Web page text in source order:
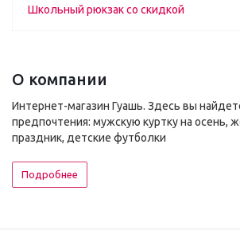
Школьный рюкзак со скидкой
О компании
Интернет-магазин Гуашь. Здесь вы
предпочтения: мужскую куртку на осень,
праздник, детские футболки
Подробнее